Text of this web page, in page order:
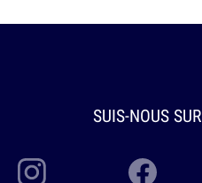
SUIS-NOUS SUR